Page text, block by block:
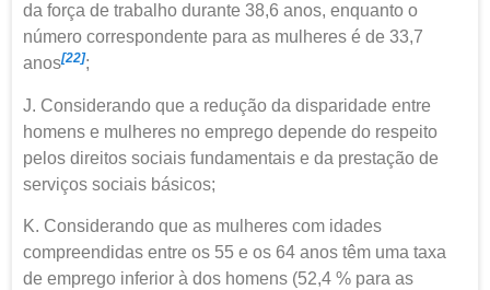
da força de trabalho durante 38,6 anos, enquanto o
número correspondente para as mulheres é de 33,7
anos[22];
J. Considerando que a redução da disparidade entre
homens e mulheres no emprego depende do respeito
pelos direitos sociais fundamentais e da prestação de
serviços sociais básicos;
K. Considerando que as mulheres com idades
compreendidas entre os 55 e os 64 anos têm uma taxa
de emprego inferior à dos homens (52,4 % para as